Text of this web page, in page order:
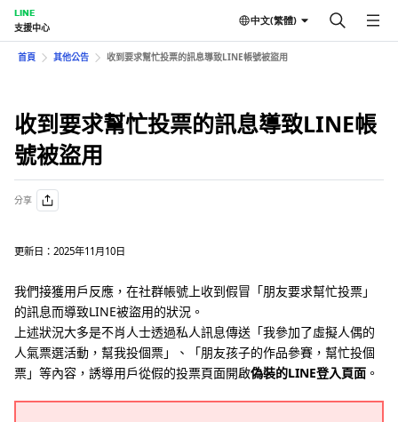
LINE
支援中心
中文(繁體)
首頁 其他公告 收到要求幫忙投票的訊息導致LINE帳號被盜用
收到要求幫忙投票的訊息導致LINE帳
號被盜用
分享
更新日：2025年11月10日
我們接獲用戶反應，在社群帳號上收到假冒「朋友要求幫忙投票」
的訊息而導致LINE被盜用的狀況。
上述狀況大多是不肖人士透過私人訊息傳送「我參加了虛擬人偶的
人氣票選活動，幫我投個票」、「朋友孩子的作品參賽，幫忙投個
票」等內容，誘導用戶從假的投票頁面開啟偽裝的LINE登入頁面 。